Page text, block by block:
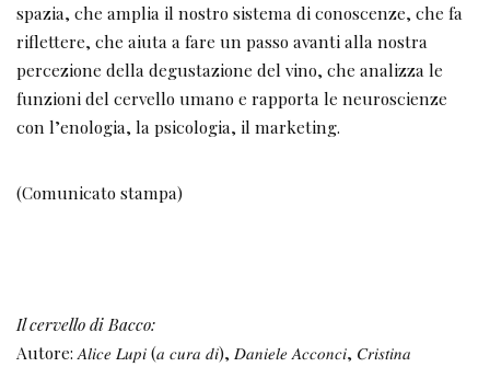
spazia, che amplia il nostro sistema di conoscenze, che fa
riflettere, che aiuta a fare un passo avanti alla nostra
percezione della degustazione del vino, che analizza le
funzioni del cervello umano e rapporta le neuroscienze
con l’enologia, la psicologia, il marketing.
(Comunicato stampa)
Il cervello di Bacco:
Autore: 𝐴𝑙𝑖𝑐𝑒 𝐿𝑢𝑝𝑖 (𝑎 𝑐𝑢𝑟𝑎 𝑑𝑖), 𝐷𝑎𝑛𝑖𝑒𝑙𝑒 𝐴𝑐𝑐𝑜𝑛𝑐𝑖, 𝐶𝑟𝑖𝑠𝑡𝑖𝑛𝑎